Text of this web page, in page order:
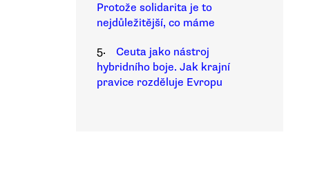
Protože solidarita je to
nejdůležitější, co máme
5.
Ceuta jako nástroj
hybridního boje. Jak krajní
pravice rozděluje Evropu